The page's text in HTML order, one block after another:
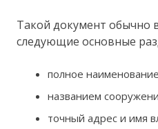
Такой документ обычно
следующие основные
полное
названием
точный адрес и имя